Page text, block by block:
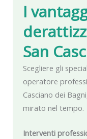
I
San
Scegliere gli
operatore
Casciano dei
mirato nel tempo.
Interventi